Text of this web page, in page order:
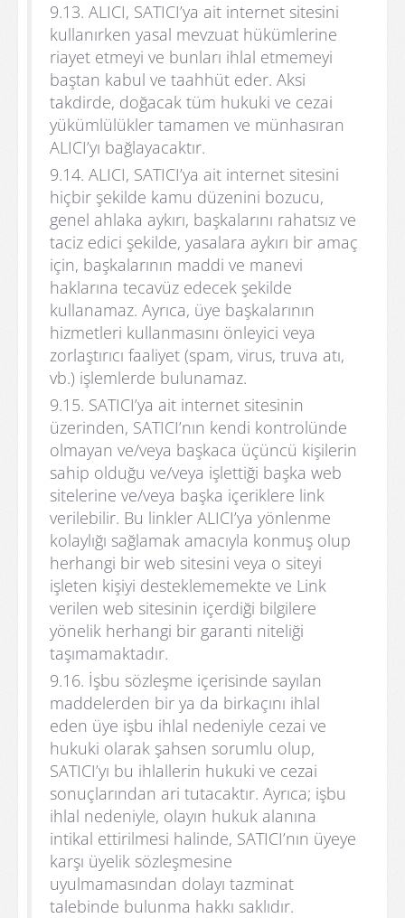
9.13. ALICI, SATICI’ya ait internet sitesini
kullanırken yasal mevzuat hükümlerine
riayet etmeyi ve bunları ihlal etmemeyi
baştan kabul ve taahhüt eder. Aksi
takdirde, doğacak tüm hukuki ve cezai
yükümlülükler tamamen ve münhasıran
ALICI’yı bağlayacaktır.
9.14. ALICI, SATICI’ya ait internet sitesini
hiçbir şekilde kamu düzenini bozucu,
genel ahlaka aykırı, başkalarını rahatsız ve
taciz edici şekilde, yasalara aykırı bir amaç
için, başkalarının maddi ve manevi
haklarına tecavüz edecek şekilde
kullanamaz. Ayrıca, üye başkalarının
hizmetleri kullanmasını önleyici veya
zorlaştırıcı faaliyet (spam, virus, truva atı,
vb.) işlemlerde bulunamaz.
9.15. SATICI’ya ait internet sitesinin
üzerinden, SATICI’nın kendi kontrolünde
olmayan ve/veya başkaca üçüncü kişilerin
sahip olduğu ve/veya işlettiği başka web
sitelerine ve/veya başka içeriklere link
verilebilir. Bu linkler ALICI’ya yönlenme
kolaylığı sağlamak amacıyla konmuş olup
herhangi bir web sitesini veya o siteyi
işleten kişiyi desteklememekte ve Link
verilen web sitesinin içerdiği bilgilere
yönelik herhangi bir garanti niteliği
taşımamaktadır.
9.16. İşbu sözleşme içerisinde sayılan
maddelerden bir ya da birkaçını ihlal
eden üye işbu ihlal nedeniyle cezai ve
hukuki olarak şahsen sorumlu olup,
SATICI’yı bu ihlallerin hukuki ve cezai
sonuçlarından ari tutacaktır. Ayrıca; işbu
ihlal nedeniyle, olayın hukuk alanına
intikal ettirilmesi halinde, SATICI’nın üyeye
karşı üyelik sözleşmesine
uyulmamasından dolayı tazminat
talebinde bulunma hakkı saklıdır.